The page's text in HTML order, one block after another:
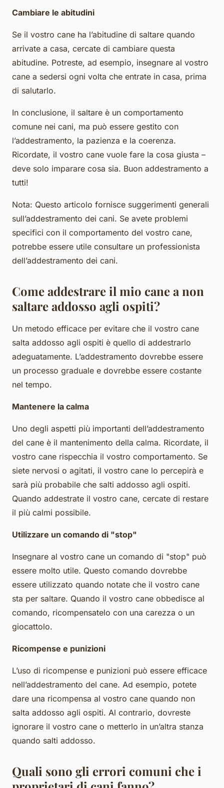
Cambiare le abitudini
Se il vostro cane ha l’abitudine di saltare quando
arrivate a casa, cercate di cambiare questa
abitudine. Potreste, ad esempio, insegnare al vostro
cane a sedersi ogni volta che entrate in casa, prima
di salutarlo.
In conclusione, il saltare è un comportamento
comune nei cani, ma può essere gestito con
l’addestramento, la pazienza e la coerenza.
Ricordate, il vostro cane vuole fare la cosa giusta –
deve solo imparare cosa sia. Buon addestramento a
tutti!
Nota: Questo articolo fornisce suggerimenti generali
sull’addestramento dei cani. Se avete problemi
specifici con il comportamento del vostro cane,
potrebbe essere utile consultare un professionista
dell’addestramento dei cani.
Come addestrare il mio cane a non
saltare addosso agli ospiti?
Un metodo efficace per evitare che il vostro cane
salta addosso agli ospiti è quello di addestrarlo
adeguatamente. L’addestramento dovrebbe essere
un processo graduale e dovrebbe essere costante
nel tempo.
Mantenere la calma
Uno degli aspetti più importanti dell’addestramento
del cane è il mantenimento della calma. Ricordate, il
vostro cane rispecchia il vostro comportamento. Se
siete nervosi o agitati, il vostro cane lo percepirà e
sarà più probabile che salti addosso agli ospiti.
Quando addestrate il vostro cane, cercate di restare
il più calmi possibile.
Utilizzare un comando di "stop"
Insegnare al vostro cane un comando di "stop" può
essere molto utile. Questo comando dovrebbe
essere utilizzato quando notate che il vostro cane
sta per saltare. Quando il vostro cane obbedisce al
comando, ricompensatelo con una carezza o un
giocattolo.
Ricompense e punizioni
L’uso di ricompense e punizioni può essere efficace
nell’addestramento del cane. Ad esempio, potete
dare una ricompensa al vostro cane quando non
salta addosso agli ospiti. Al contrario, dovreste
ignorare il vostro cane o metterlo in un’altra stanza
quando salti addosso.
Quali sono gli errori comuni che i